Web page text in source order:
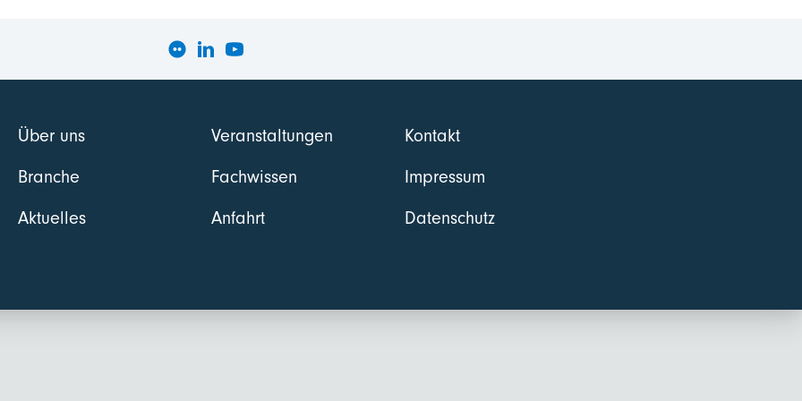
Über uns
Branche
Aktuelles
Veranstaltungen
Fachwissen
Anfahrt
Kontakt
Impressum
Datenschutz